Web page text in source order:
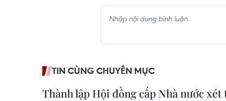
TIN CÙNG CHUYÊN MỤC
Thành lập Hội đồng cấp Nhà nước xét